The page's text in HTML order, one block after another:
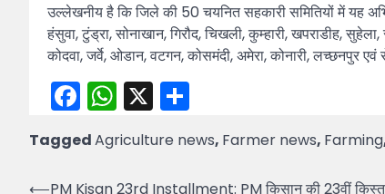
उल्लेखनीय है कि जिले की 50 चयनित सहकारी समितियों में यह
हंसुवा, टुंड्रा, सोनाखान, गिरौद, चिखली, कुम्हारी, खपराडीह,
कोदवा, जर्वे, ओडान, वटगन, कोसमंदी, अमेरा, कोनारी, लच्छनपुर एवं
Facebook
WhatsApp
X
TaggedAgriculture news, Farmer news, Farming
⟵PM Kisan 23rd Installment: PM किसान की 23वीं किस्त